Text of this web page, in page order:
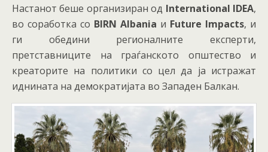
Настанот беше организиран од International IDEA,
во соработка со BIRN Albania и Future Impacts, и
ги обедини регионалните експерти,
претставниците на граѓанското општество и
креаторите на политики со цел да ја истражат
иднината на демократијата во Западен Балкан.